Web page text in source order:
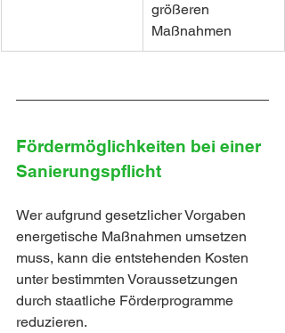
größeren
Maßnahmen
Fördermöglichkeiten bei einer
Sanierungspflicht
Wer aufgrund gesetzlicher Vorgaben
energetische Maßnahmen umsetzen
muss, kann die entstehenden Kosten
unter bestimmten Voraussetzungen
durch staatliche Förderprogramme
reduzieren.